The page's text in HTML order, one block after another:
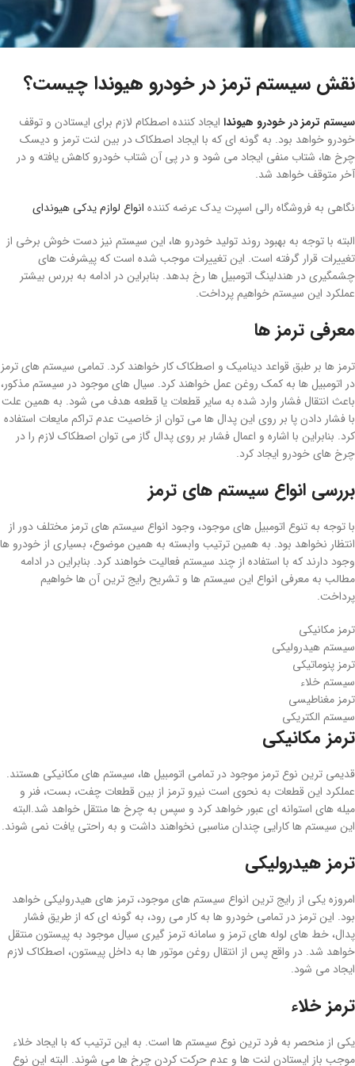
نقش سیستم ترمز در خودرو هیوندا چیست؟
سیستم ترمز در خودرو هیوندا ایجاد کننده اصطکام لازم برای ایستادن و توقف
خودرو خواهد بود. به گونه ای که با ایجاد اصطکاک در بین لنت ترمز و دیسک
چرخ ها، شتاب منفی ایجاد می شود و در پی آن شتاب خودرو کاهش یافته و در
آخر متوقف خواهد شد.
نگاهی به فروشگاه رالی اسپرت یدک عرضه کننده انواع لوازم یدکی هیوندای
البته با توجه به بهبود روند تولید خودرو ها، این سیستم نیز دست خوش برخی از
تغییرات قرار گرفته است. این تغییرات موجب شده است که پیشرفت های
چشمگیری در هندلینگ اتومبیل ها رخ بدهد. بنابراین در ادامه به بررس بیشتر
عملکرد این سیستم خواهیم پرداخت.
معرفی ترمز ها
ترمز ها بر طبق قواعد دینامیک و اصطکاک کار خواهند کرد. تمامی سیستم های ترمز
در اتومبیل ها به کمک روغن عمل خواهند کرد. سیال های موجود در سیستم مذکور،
باعث انتقال فشار وارد شده به سایر قطعات یا قطعه هدف می شود. به همین علت
با فشار دادن پا بر روی این پدال ها می توان از خاصیت عدم تراکم مایعات استفاده
کرد. بنابراین با اشاره و اعمال فشار بر روی پدال گاز می توان اصطکاک لازم را در
چرخ های خودرو ایجاد کرد.
بررسی انواع سیستم های ترمز
با توجه به تنوع اتومبیل های موجود، وجود انواع سیستم های ترمز مختلف دور از
انتظار نخواهد بود. به همین ترتیب وابسته به همین موضوع، بسیاری از خودرو ها
وجود دارند که با استفاده از چند سیستم فعالیت خواهند کرد. بنابراین در ادامه
مطالب به معرفی انواع این سیستم ها و تشریح رایج ترین آن ها خواهیم
پرداخت.
ترمز مکانیکی
سیستم هیدرولیکی
ترمز پنوماتیکی
سیستم خلاء
ترمز مغناطیسی
سیستم الکتریکی
ترمز مکانیکی
قدیمی ترین نوع ترمز موجود در تمامی اتومبیل ها، سیستم های مکانیکی هستند.
عملکرد این قطعات به نحوی است نیرو ترمز از بین قطعات چفت، بست، فنر و
میله های استوانه ای عبور خواهد کرد و سپس به چرخ ها منتقل خواهد شد.البته
این سیستم ها کارایی چندان مناسبی نخواهند داشت و به راحتی یافت نمی شوند.
ترمز هیدرولیکی
امروزه یکی از رایج ترین انواع سیستم های موجود، ترمز های هیدرولیکی خواهد
بود. این ترمز در تمامی خودرو ها به کار می رود، به گونه ای که از طریق فشار
پدال، خط های لوله های ترمز و سامانه ترمز گیری سیال موجود به پیستون منتقل
خواهد شد. در واقع پس از انتقال روغن موتور ها به داخل پیستون، اصطکاک لازم
ایجاد می شود.
ترمز خلاء
یکی از منحصر به فرد ترین نوع سیستم ها است. به این ترتیب که با ایجاد خلاء
موجب باز ایستادن لنت ها و عدم حرکت کردن چرخ ها می شوند. البته این نوع